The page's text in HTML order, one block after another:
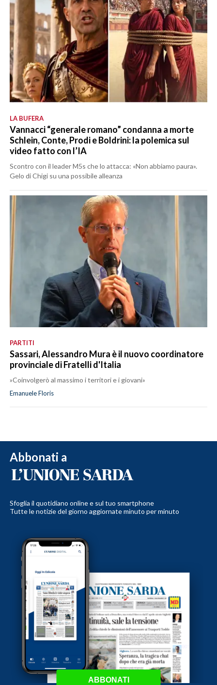
LA BUFERA
Vannacci “generale romano” condanna a morte
Schlein, Conte, Prodi e Boldrini: la polemica sul
video fatto con l’IA
Scontro con il leader M5s che lo attacca: «Non abbiamo paura».
Gelo di Chigi su una possibile alleanza
PARTITI
Sassari, Alessandro Mura è il nuovo coordinatore
provinciale di Fratelli d'Italia
»Coinvolgerò al massimo i territori e i giovani»
Emanuele Floris
Abbonati a
Sfoglia il quotidiano online e sul tuo smartphone
Tutte le notizie del giorno aggiornate minuto per minuto
ABBONATI